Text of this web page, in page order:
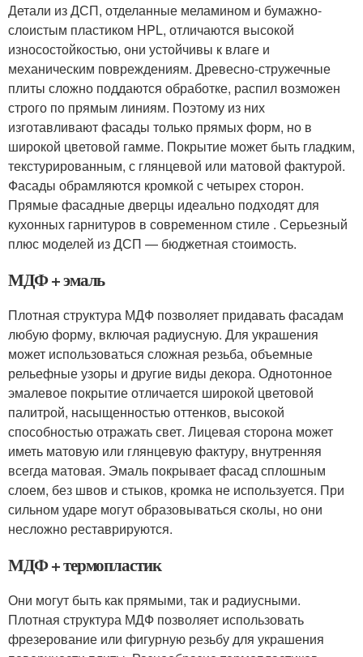
Детали из ДСП, отделанные меламином и бумажно-
слоистым пластиком HPL, отличаются высокой
износостойкостью, они устойчивы к влаге и
механическим повреждениям. Древесно-стружечные
плиты сложно поддаются обработке, распил возможен
строго по прямым линиям. Поэтому из них
изготавливают фасады только прямых форм, но в
широкой цветовой гамме. Покрытие может быть гладким,
текстурированным, с глянцевой или матовой фактурой.
Фасады обрамляются кромкой с четырех сторон.
Прямые фасадные дверцы идеально подходят для
кухонных гарнитуров в современном стиле . Серьезный
плюс моделей из ДСП — бюджетная стоимость.
МДФ + эмаль
Плотная структура МДФ позволяет придавать фасадам
любую форму, включая радиусную. Для украшения
может использоваться сложная резьба, объемные
рельефные узоры и другие виды декора. Однотонное
эмалевое покрытие отличается широкой цветовой
палитрой, насыщенностью оттенков, высокой
способностью отражать свет. Лицевая сторона может
иметь матовую или глянцевую фактуру, внутренняя
всегда матовая. Эмаль покрывает фасад сплошным
слоем, без швов и стыков, кромка не используется. При
сильном ударе могут образовываться сколы, но они
несложно реставрируются.
МДФ + термопластик
Они могут быть как прямыми, так и радиусными.
Плотная структура МДФ позволяет использовать
фрезерование или фигурную резьбу для украшения